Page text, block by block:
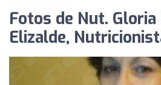
Fotos de Nut.
Elizalde,